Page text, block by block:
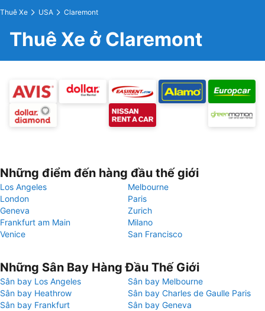
Thuê Xe USA Claremont
Thuê Xe ở Claremont
Những điểm đến hàng đầu thế giới
Los Angeles
Melbourne
London
Paris
Geneva
Zurich
Frankfurt am Main
Milano
Venice
San Francisco
Những Sân Bay Hàng Đầu Thế Giới
Sân bay Los Angeles
Sân bay Melbourne
Sân bay Heathrow
Sân bay Charles de Gaulle Paris
Sân bay Frankfurt
Sân bay Geneva